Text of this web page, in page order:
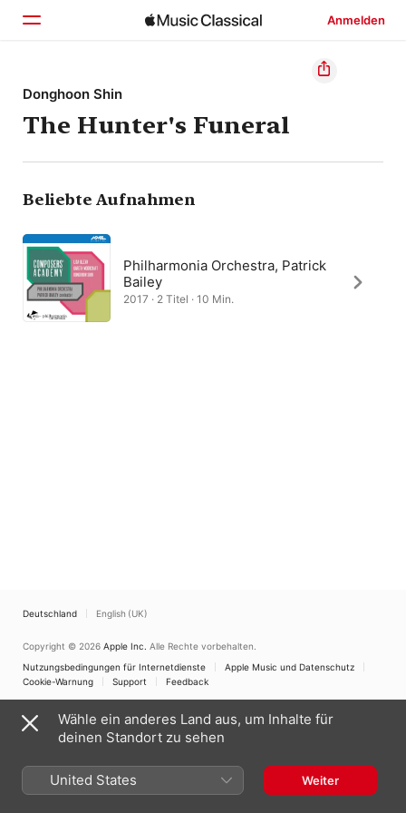
Anmelden
Startseite
Entdecken
Suchen
Donghoon Shin
The Hunter's Funeral
Beliebte Aufnahmen
Philharmonia Orchestra, Patrick
Bailey
2017 · 2 Titel · 10 Min.
Deutschland English (UK)
Copyright © 2026 Apple Inc. Alle Rechte vorbehalten.
Nutzungsbedingungen für Internetdienste
Apple Music und Datenschutz
Cookie-Warnung
Support Feedback
Wähle ein anderes Land aus, um Inhalte für
deinen Standort zu sehen
United States Weiter